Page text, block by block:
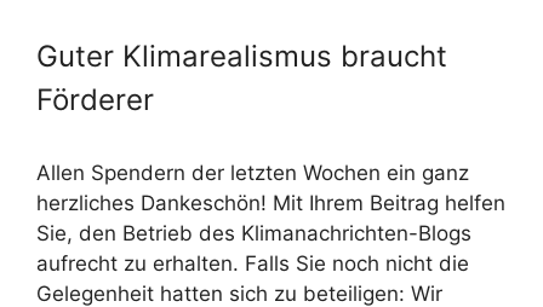
Guter Klimarealismus braucht
Förderer
Allen Spendern der letzten Wochen ein ganz
herzliches Dankeschön! Mit Ihrem Beitrag helfen
Sie, den Betrieb des Klimanachrichten-Blogs
aufrecht zu erhalten. Falls Sie noch nicht die
Gelegenheit hatten sich zu beteiligen: Wir